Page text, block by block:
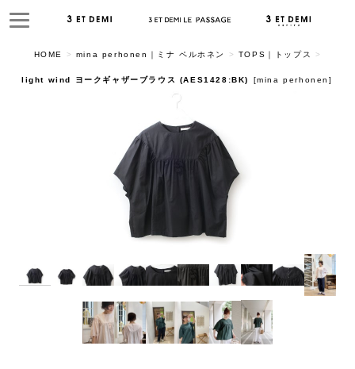
HOME > mina perhonen｜ミナ ペルホネン > TOPS｜トップス >
light wind ヨークギャザーブラウス (AES1428:BK) [mina perhonen]